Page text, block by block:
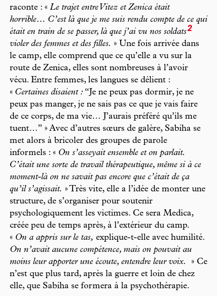
raconte : « Le trajet entre Vitez et Zenica était
horrible… C’est là que je me suis rendu compte de ce qui
était en train de se passer, là que j’ai vu nos soldats2
violer des femmes et des filles. » Une fois arrivée dans
le camp, elle comprend que ce qu’elle a vu sur la
route de Zenica, elles sont nombreuses à l’avoir
vécu. Entre femmes, les langues se délient :
« Certaines disaient : “Je ne peux pas dormir, je ne
peux pas manger, je ne sais pas ce que je vais faire
de ce corps, de ma vie… J’aurais préféré qu’ils me
tuent…” » Avec d’autres sœurs de galère, Sabiha se
met alors à bricoler des groupes de parole
informels : « On s’asseyait ensemble et on parlait.
C’était une sorte de travail thérapeutique, même si à ce
moment-là on ne savait pas encore que c’était de ça
qu’il s’agissait. » Très vite, elle a l’idée de monter une
structure, de s’organiser pour soutenir
psychologiquement les victimes. Ce sera Medica,
créée peu de temps après, à l’extérieur du camp.
« On a appris sur le tas, explique-t-elle avec humilité.
On n’avait aucune compétence, mais on pouvait au
moins leur apporter une écoute, entendre leur voix.
» Ce
n’est que plus tard, après la guerre et loin de chez
elle, que Sabiha se formera à la psychothérapie.